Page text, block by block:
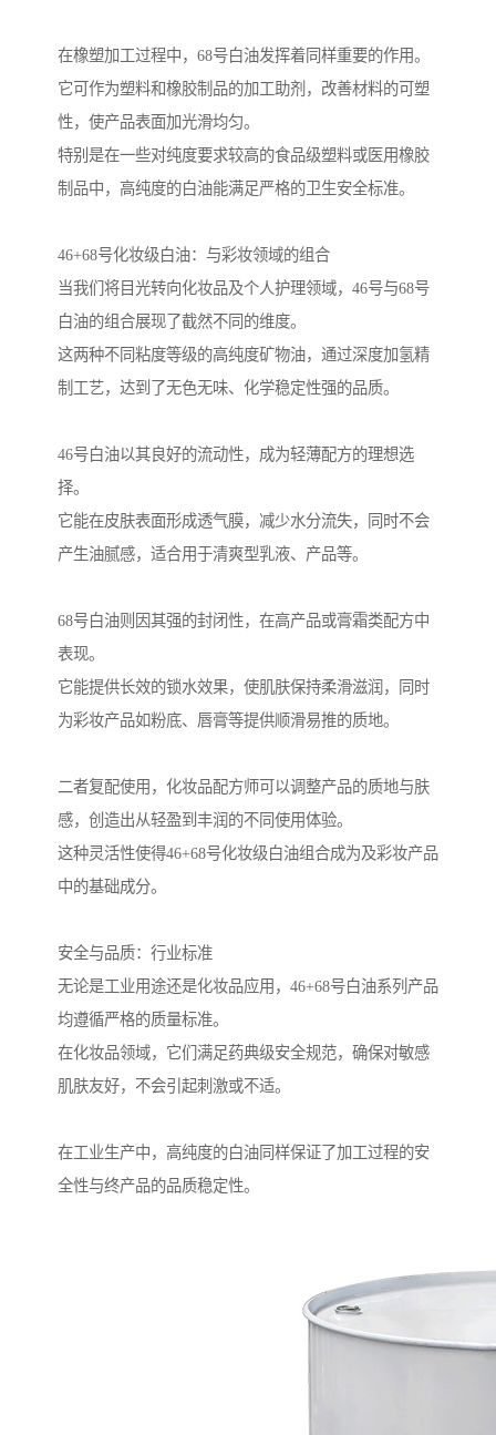
在橡塑加工过程中，68号白油发挥着同样重要的作用。
它可作为塑料和橡胶制品的加工助剂，改善材料的可塑
性，使产品表面加光滑均匀。
特别是在一些对纯度要求较高的食品级塑料或医用橡胶
制品中，高纯度的白油能满足严格的卫生安全标准。
46+68号化妆级白油：与彩妆领域的组合
当我们将目光转向化妆品及个人护理领域，46号与68号
白油的组合展现了截然不同的维度。
这两种不同粘度等级的高纯度矿物油，通过深度加氢精
制工艺，达到了无色无味、化学稳定性强的品质。
46号白油以其良好的流动性，成为轻薄配方的理想选
择。
它能在皮肤表面形成透气膜，减少水分流失，同时不会
产生油腻感，适合用于清爽型乳液、产品等。
68号白油则因其强的封闭性，在高产品或膏霜类配方中
表现。
它能提供长效的锁水效果，使肌肤保持柔滑滋润，同时
为彩妆产品如粉底、唇膏等提供顺滑易推的质地。
二者复配使用，化妆品配方师可以调整产品的质地与肤
感，创造出从轻盈到丰润的不同使用体验。
这种灵活性使得46+68号化妆级白油组合成为及彩妆产品
中的基础成分。
安全与品质：行业标准
无论是工业用途还是化妆品应用，46+68号白油系列产品
均遵循严格的质量标准。
在化妆品领域，它们满足药典级安全规范，确保对敏感
肌肤友好，不会引起刺激或不适。
在工业生产中，高纯度的白油同样保证了加工过程的安
全性与终产品的品质稳定性。